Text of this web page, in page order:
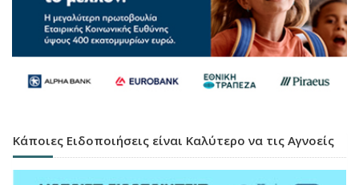
Κάποιες Ειδοποιήσεις είναι Καλύτερο να τις Αγνοείς